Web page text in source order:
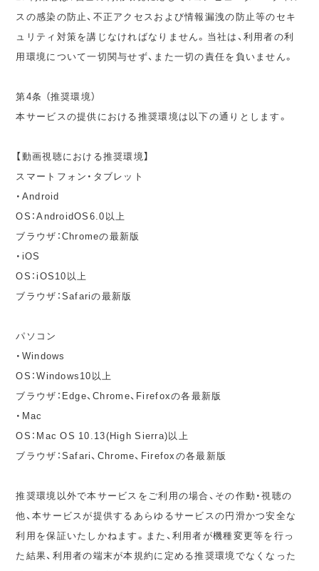
スの感染の防止、不正アクセスおよび情報漏洩の防止等のセキ
ュリティ対策を講じなければなりません。当社は、利用者の利
用環境について一切関与せず、また一切の責任を負いません。
第4条 （推奨環境）
本サービスの提供における推奨環境は以下の通りとします。
【動画視聴における推奨環境】
スマートフォン・タブレット
・Android
OS：AndroidOS6.0以上
ブラウザ：Chromeの最新版
・iOS
OS：iOS10以上
ブラウザ：Safariの最新版
パソコン
・Windows
OS：Windows10以上
ブラウザ：Edge、Chrome、Firefoxの各最新版
・Mac
OS：Mac OS 10.13(High Sierra)以上
ブラウザ：Safari、Chrome、Firefoxの各最新版
推奨環境以外で本サービスをご利用の場合、その作動・視聴の
他、本サービスが提供するあらゆるサービスの円滑かつ安全な
利用を保証いたしかねます。また、利用者が機種変更等を行っ
た結果、利用者の端末が本規約に定める推奨環境でなくなった